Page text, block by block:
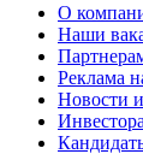
О
Наши
Реклама
Новости